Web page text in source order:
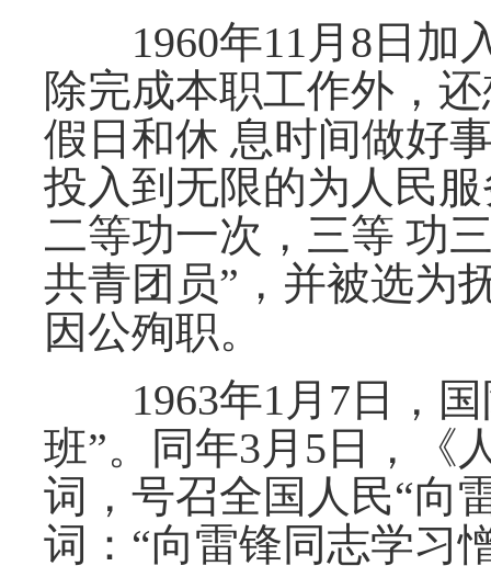
1960年11月8日加
除完成本职工作外，
假日和休 息时间做好
投入到无限的为人民
二等功一次，三等 功
共青团员”，并被选为
因公殉职。
1963年1月7日，国
班”。同年3月5日，《
词，号召全国人民“向
词：“向雷锋同志学习